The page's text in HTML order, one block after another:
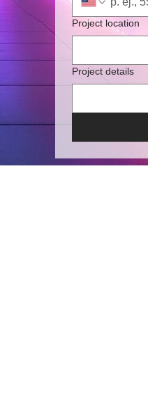
Project location
Project details